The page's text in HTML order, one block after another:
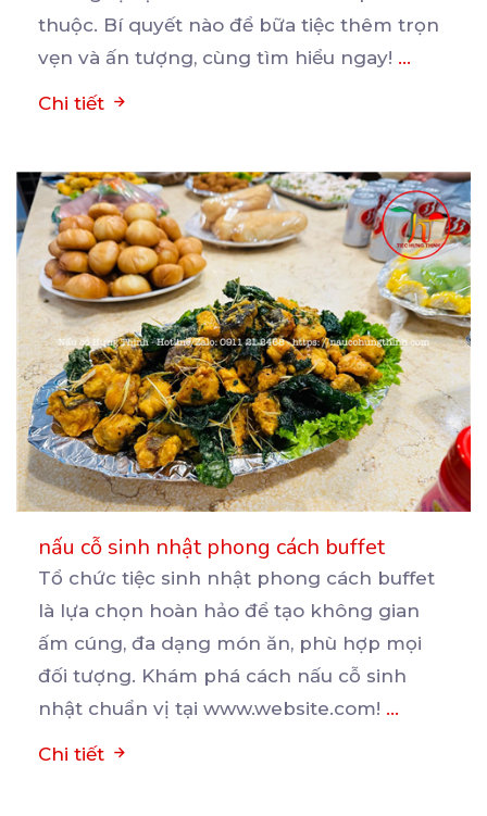
thuộc. Bí quyết nào để bữa tiệc thêm trọn
vẹn và ấn tượng, cùng tìm hiểu ngay! ...
Chi tiết
nấu cỗ sinh nhật phong cách buffet
Tổ chức tiệc sinh nhật phong cách buffet
là lựa chọn hoàn hảo để tạo không gian
ấm cúng, đa dạng món ăn, phù hợp mọi
đối tượng. Khám phá cách nấu cỗ sinh
nhật chuẩn vị tại www.website.com! ...
Chi tiết